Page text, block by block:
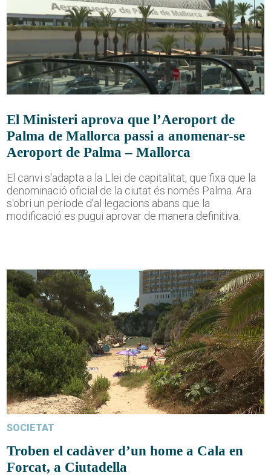
El Ministeri aprova que l’Aeroport de
Palma de Mallorca passi a anomenar-se
Aeroport de Palma – Mallorca
El canvi s'adapta a la Llei de capitalitat, que fixa que la
denominació oficial de la ciutat és només Palma. Ara
s'obri un període d'al·legacions abans que la
modificació es pugui aprovar de manera definitiva.
SOCIETAT
Troben el cadàver d’un home a Cala en
Forcat, a Ciutadella